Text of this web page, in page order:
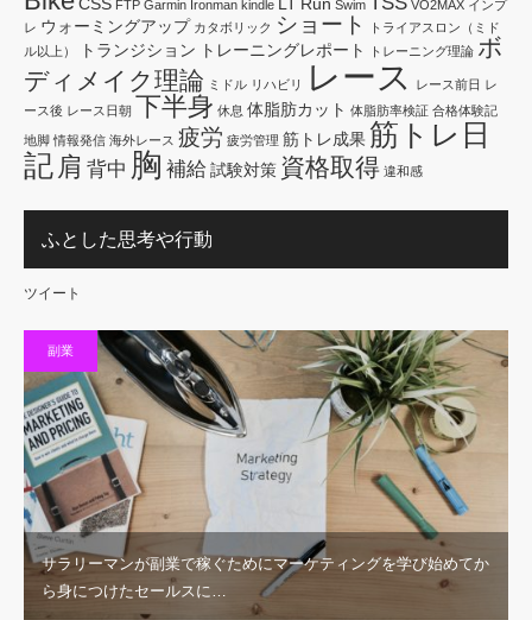
FTP Garmin Ironman kindle Swim VO2MAX インプ
レ ウォーミングアップ カタボリック ショート
トライアスロン（ミド
ル以上）
トランジション トレーニングレポート トレーニング理論 ボ
ディメイク理論 ミドル リハビリ レース レース前日 レ
ース後 レース日朝 下半身 休息 体脂肪カット 体脂肪率検証 合格体験記
地脚 情報発信 海外レース 疲労 疲労管理 筋トレ成果 筋トレ日
記 肩 背中 胸 補給 試験対策 資格取得 違和感
ふとした思考や行動
ツイート
副業
サラリーマンが副業で稼ぐためにマーケティングを学び始めてか
ら身につけたセールスに…